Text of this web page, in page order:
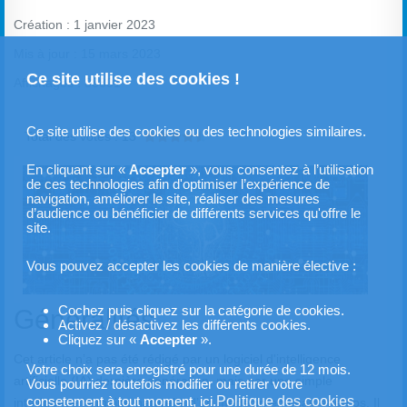
Ce site utilise des cookies !
Ce site utilise des cookies ou des technologies similaires.
En cliquant sur « Accepter», vous consentez à l’utilisation
de ces technologies afin d'optimiser l’expérience de
navigation, améliorer le site, réaliser des mesures
d’audience ou bénéficier de différents services qu'offre le
site.
Vous pouvez accepter les cookies de manière élective :
Cochez puis cliquez sur la catégorie de cookies.
Activez / désactivez les différents cookies.
Cliquez sur « Accepter».
Votre choix sera enregistré pour une durée de 12 mois.
Vous pourriez toutefois modifier ou retirer votre
consetement à tout moment, ici.Politique des cookies
Création : 1 janvier 2023
Affichages : 38801
Vote utilisateur:4.5
Total des votes : 13
Généralités
artificielle (IA) dernière génération, mais par une simple
intelligence humaine naturelle d’un médecin en chair et en os. Il